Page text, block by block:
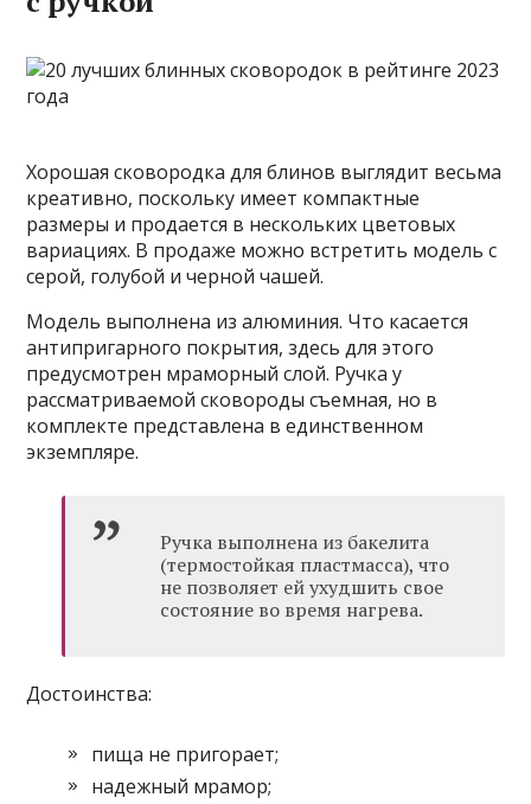
Хорошая сковородка для блинов выглядит весьма
креативно, поскольку имеет компактные
размеры и продается в нескольких цветовых
вариациях. В продаже можно встретить модель с
серой, голубой и черной чашей.
Модель выполнена из алюминия. Что касается
антипригарного покрытия, здесь для этого
предусмотрен мраморный слой. Ручка у
рассматриваемой сковороды съемная, но в
комплекте представлена в единственном
экземпляре.
Ручка выполнена из бакелита
(термостойкая пластмасса), что
не позволяет ей ухудшить свое
состояние во время нагрева.
Достоинства:
пища не пригорает;
надежный мрамор;